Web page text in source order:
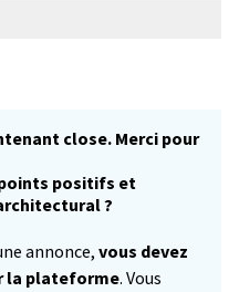
close. Merci pour
positifs et
?
annonce, vous devez
la plateforme. Vous